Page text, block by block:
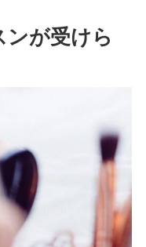
ンが受けら